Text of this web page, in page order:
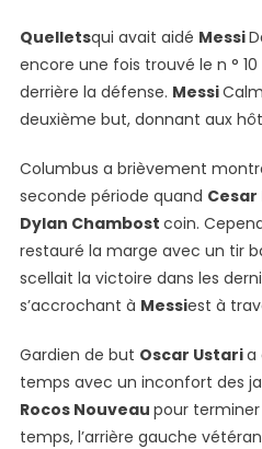
Quelletsqui avait aidé Messi
encore une fois trouvé le n °
derrière la défense. Messi
deuxième but, donnant aux
Columbus a brièvement
seconde période quand Cesar
Dylan Chambost coin.
restauré la marge avec un tir
scellait la victoire dans les
s’accrochant à Messiest à
Gardien de but Oscar Ustaria
temps avec un inconfort des
Rocos Nouveau pour
temps, l’arrière gauche vétéran